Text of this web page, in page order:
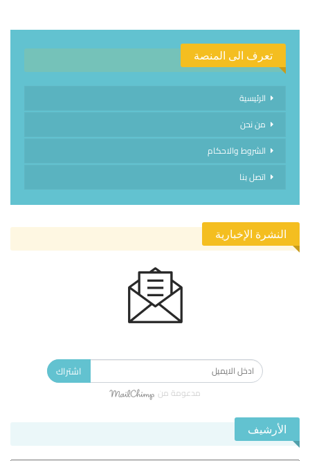
تعرف الى المنصة
الرئيسية
من نحن
الشروط والاحكام
اتصل بنا
النشرة الإخبارية
اشتراك
مدعومة من
الأرشيف